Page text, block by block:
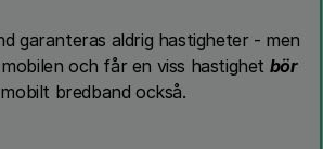
garanteras aldrig hastigheter - men
och får en viss hastighet bör
bredband också.